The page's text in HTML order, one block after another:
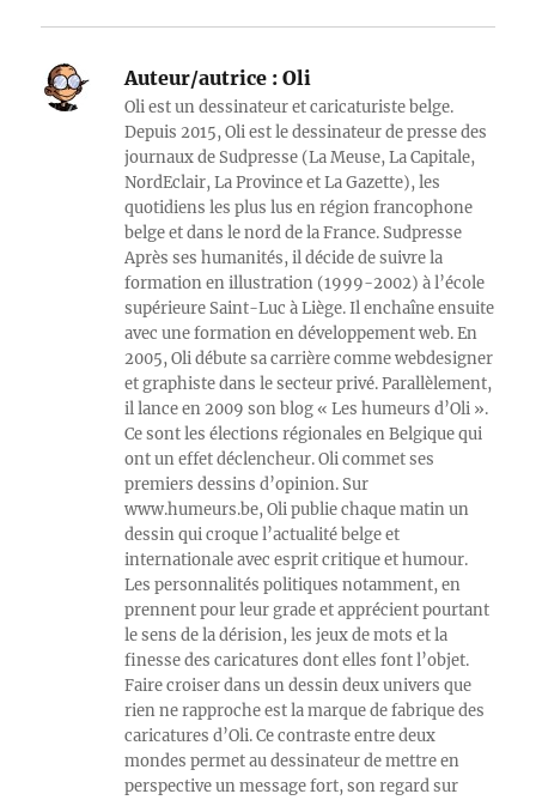
Auteur/autrice : Oli
Oli est un dessinateur et caricaturiste belge.
Depuis 2015, Oli est le dessinateur de presse des
journaux de Sudpresse (La Meuse, La Capitale,
NordEclair, La Province et La Gazette), les
quotidiens les plus lus en région francophone
belge et dans le nord de la France. Sudpresse
Après ses humanités, il décide de suivre la
formation en illustration (1999-2002) à l’école
supérieure Saint-Luc à Liège. Il enchaîne ensuite
avec une formation en développement web. En
2005, Oli débute sa carrière comme webdesigner
et graphiste dans le secteur privé. Parallèlement,
il lance en 2009 son blog « Les humeurs d’Oli ».
Ce sont les élections régionales en Belgique qui
ont un effet déclencheur. Oli commet ses
premiers dessins d’opinion. Sur
www.humeurs.be, Oli publie chaque matin un
dessin qui croque l’actualité belge et
internationale avec esprit critique et humour.
Les personnalités politiques notamment, en
prennent pour leur grade et apprécient pourtant
le sens de la dérision, les jeux de mots et la
finesse des caricatures dont elles font l’objet.
Faire croiser dans un dessin deux univers que
rien ne rapproche est la marque de fabrique des
caricatures d’Oli. Ce contraste entre deux
mondes permet au dessinateur de mettre en
perspective un message fort, son regard sur